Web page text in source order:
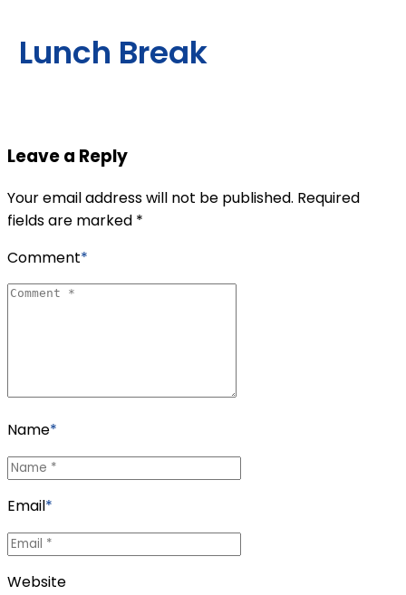
Lunch Break
Leave a Reply
Your email address will not be published. Required
fields are marked *
Comment*
Name*
Email*
Website